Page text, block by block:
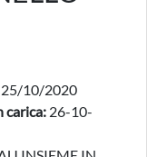
25/10/2020
carica: 26-10-